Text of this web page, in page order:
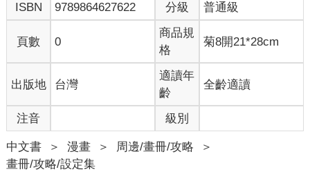
ISBN
9789864627622 分級 普通級
頁數 0
商品規
格
菊8開21*28cm
出版地 台灣
適讀年
齡
全齡適讀
注音 級別
中文書 ＞ 漫畫 ＞ 周邊/畫冊/攻略
＞
畫冊/攻略/設定集